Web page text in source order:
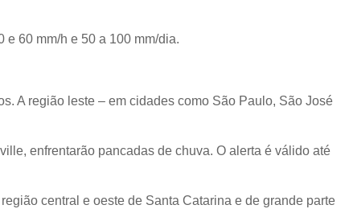
60 mm/h e 50 a 100 mm/dia.
A região leste – em cidades como São Paulo, São José
enfrentarão pancadas de chuva. O alerta é válido até
central e oeste de Santa Catarina e de grande parte